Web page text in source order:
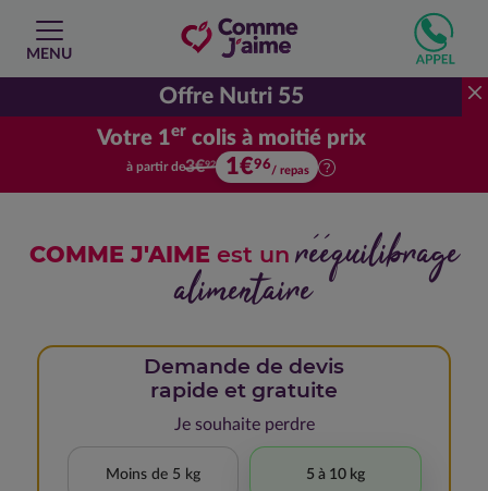
MENU
Offre Nutri 55
Votre 1er colis à moitié prix
Votre premier colis à moitié prix.
à partir de3€92 1€96/ repas
COMME J'AIME est unrééquilibrage
alimentaire
Demande de devis
rapide et gratuite
Je souhaite perdre
Moins de 5 kg 5 à 10 kg